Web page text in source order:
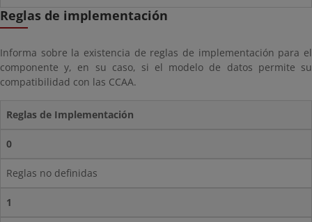
Reglas de implementación
Informa sobre la existencia de reglas de implementación para el
componente y, en su caso, si el modelo de datos permite su
compatibilidad con las CCAA.
Reglas de Implementación
0
Reglas no definidas
1